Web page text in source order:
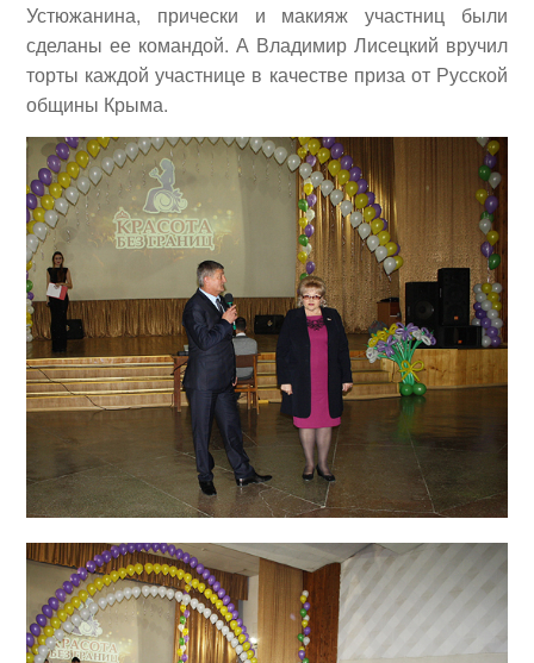
Устюжанина, прически и макияж участниц были
сделаны ее командой. А Владимир Лисецкий вручил
торты каждой участнице в качестве приза от Русской
общины Крыма.